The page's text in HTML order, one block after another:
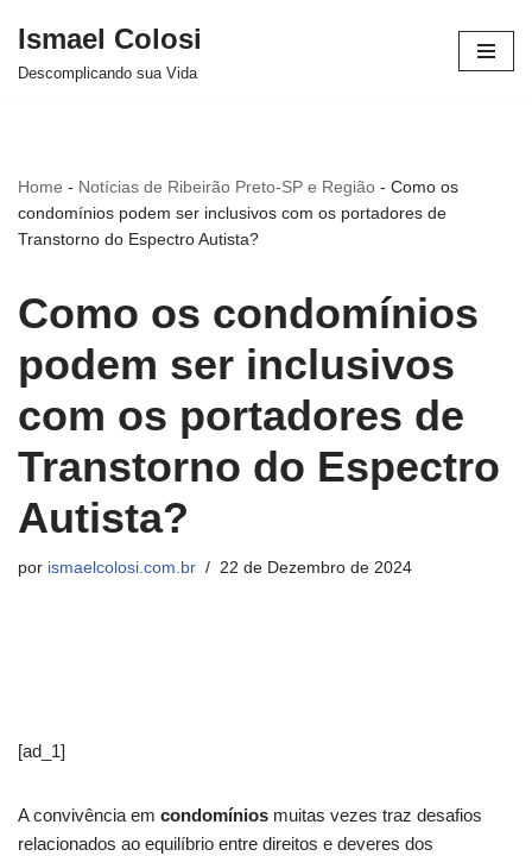
Avançar
Ismael Colosi
Descomplicando sua Vida
Home - Notícias de Ribeirão Preto-SP e Região - Como os
condomínios podem ser inclusivos com os portadores de
Transtorno do Espectro Autista?
Como os condomínios
podem ser inclusivos
com os portadores de
Transtorno do Espectro
Autista?
por ismaelcolosi.com.br 22 de Dezembro de 2024
[ad_1]
A convivência em condomínios muitas vezes traz desafios
relacionados ao equilíbrio entre direitos e deveres dos